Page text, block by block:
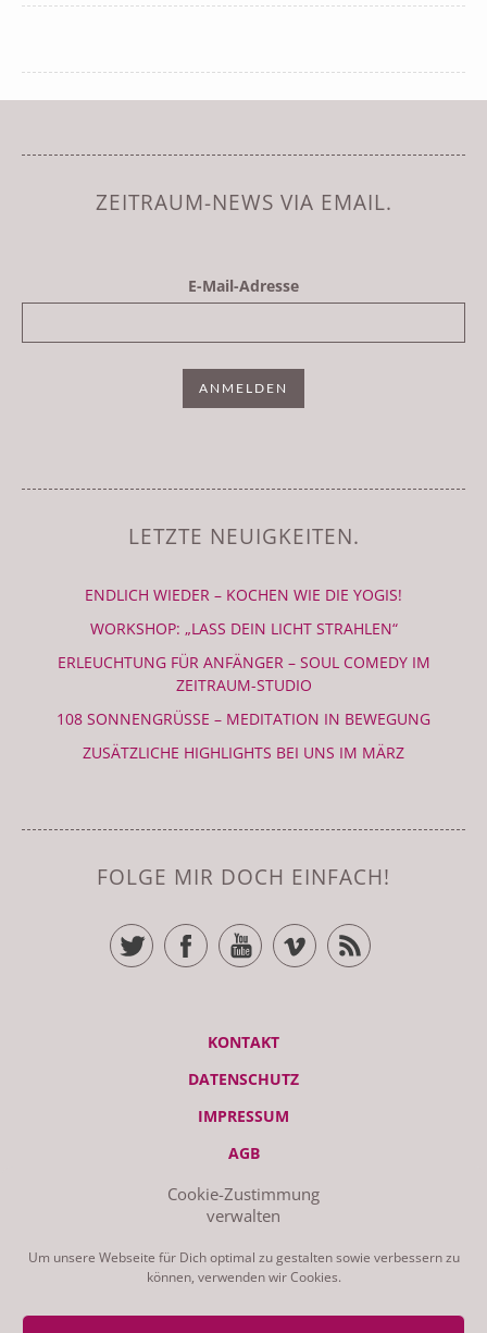
Cookie-Zustimmung
verwalten
Um unsere Webseite für Dich optimal zu gestalten sowie verbessern zu
können, verwenden wir Cookies.
ZEITRAUM-NEWS VIA EMAIL.
E-Mail-Adresse
LETZTE NEUIGKEITEN.
ENDLICH WIEDER – KOCHEN WIE DIE YOGIS!
WORKSHOP: „LASS DEIN LICHT STRAHLEN“
ERLEUCHTUNG FÜR ANFÄNGER – SOUL COMEDY IM
ZEITRAUM-STUDIO
108 SONNENGRÜSSE – MEDITATION IN BEWEGUNG
ZUSÄTZLICHE HIGHLIGHTS BEI UNS IM MÄRZ
FOLGE MIR DOCH EINFACH!
TWITTERFACEBOOKYOUTUBEVIMEO RSS FEED
KONTAKT
DATENSCHUTZ
IMPRESSUM
AGB
© ZEITRAUM 2026 | STUDIO - LIEBSCHWITZER STR. 119, 07551
LIEBE